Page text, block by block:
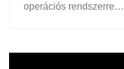
operációs rendszerre…